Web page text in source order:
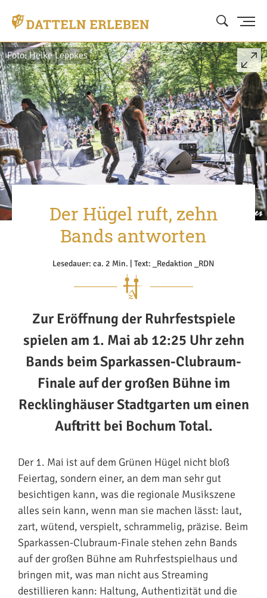
Foto: Heike Leppkes
Der Hügel ruft, zehn
Bands antworten
Lesedauer: ca. 2 Min. | Text: _Redaktion _RDN
Zur Eröffnung der Ruhrfestspiele
spielen am 1. Mai ab 12:25 Uhr zehn
Bands beim Sparkassen-Clubraum-
Finale auf der großen Bühne im
Recklinghäuser Stadtgarten um einen
Auftritt bei Bochum Total.
Der 1. Mai ist auf dem Grünen Hügel nicht bloß
Feiertag, sondern einer, an dem man sehr gut
besichtigen kann, was die regionale Musikszene
alles sein kann, wenn man sie machen lässt: laut,
zart, wütend, verspielt, schrammelig, präzise. Beim
Sparkassen-Clubraum-Finale stehen zehn Bands
auf der großen Bühne am Ruhrfestspielhaus und
bringen mit, was man nicht aus Streaming
destillieren kann: Haltung, Authentizität und die